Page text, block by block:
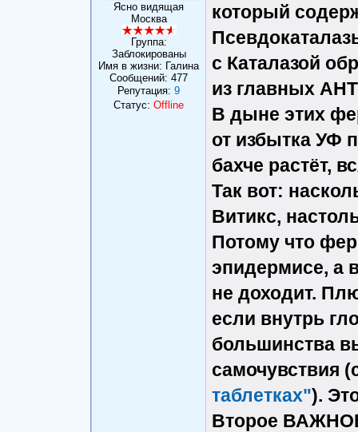
Ясно видящая
Москва
Группа:
Заблокированы
Имя в жизни: Галина
Сообщений: 477
Репутация: 9
Статус: Offline
который
с Каталазой
из главных
В дыне этих
от избытка УФ
бахче растёт,
Так вот:
Витикс,
Потому что
эпидермисе, а
не доходит.
если внутрь
большинства
самочувствия
таблетках").
Второе